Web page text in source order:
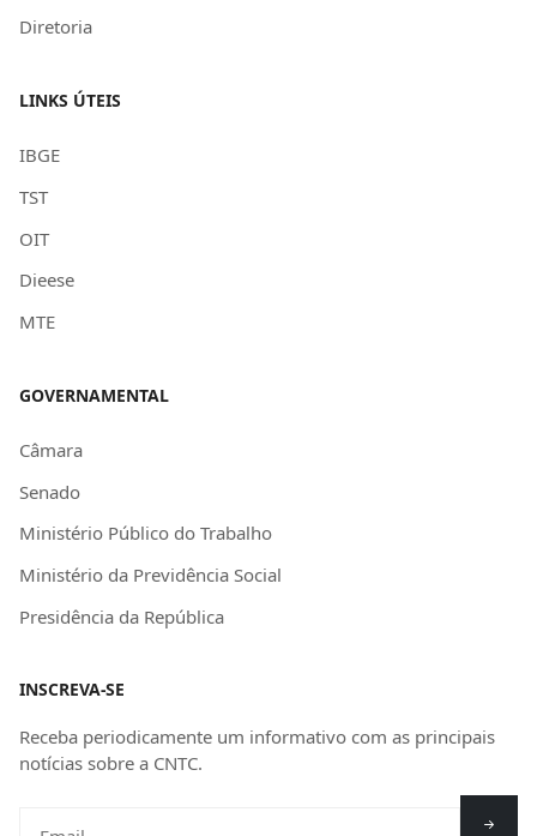
Diretoria
LINKS ÚTEIS
IBGE
TST
OIT
Dieese
MTE
GOVERNAMENTAL
Câmara
Senado
Ministério Público do Trabalho
Ministério da Previdência Social
Presidência da República
INSCREVA-SE
Receba periodicamente um informativo com as principais
notícias sobre a CNTC.